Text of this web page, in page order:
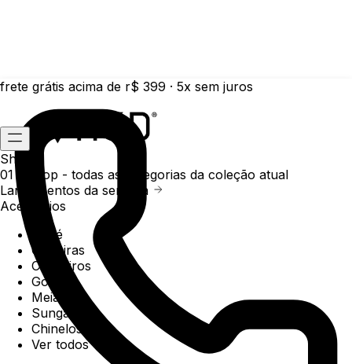
frete grátis acima de r$ 399 · 5x sem juros
Shop
01 /
Shop - todas as categorias da coleção atual
Lançamentos da semana
Acessórios
Boné
Carteiras
Chaveiros
Gorros
Meias
Sunga
Chinelos
Ver todos